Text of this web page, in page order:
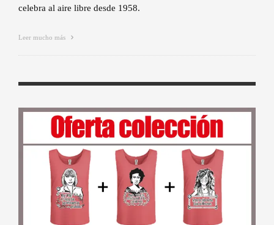
celebra al aire libre desde 1958.
Leer mucho más